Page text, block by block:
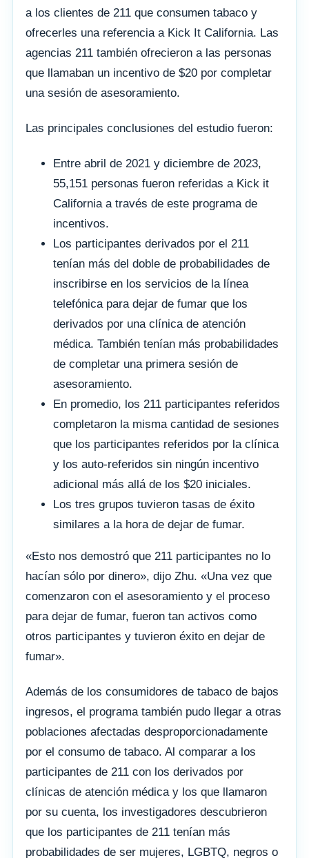
a los clientes de 211 que consumen tabaco y
ofrecerles una referencia a Kick It California. Las
agencias 211 también ofrecieron a las personas
que llamaban un incentivo de $20 por completar
una sesión de asesoramiento.
Las principales conclusiones del estudio fueron:
Entre abril de 2021 y diciembre de 2023,
55,151 personas fueron referidas a Kick it
California a través de este programa de
incentivos.
Los participantes derivados por el 211
tenían más del doble de probabilidades de
inscribirse en los servicios de la línea
telefónica para dejar de fumar que los
derivados por una clínica de atención
médica. También tenían más probabilidades
de completar una primera sesión de
asesoramiento.
En promedio, los 211 participantes referidos
completaron la misma cantidad de sesiones
que los participantes referidos por la clínica
y los auto-referidos sin ningún incentivo
adicional más allá de los $20 iniciales.
Los tres grupos tuvieron tasas de éxito
similares a la hora de dejar de fumar.
«Esto nos demostró que 211 participantes no lo
hacían sólo por dinero», dijo Zhu. «Una vez que
comenzaron con el asesoramiento y el proceso
para dejar de fumar, fueron tan activos como
otros participantes y tuvieron éxito en dejar de
fumar».
Además de los consumidores de tabaco de bajos
ingresos, el programa también pudo llegar a otras
poblaciones afectadas desproporcionadamente
por el consumo de tabaco. Al comparar a los
participantes de 211 con los derivados por
clínicas de atención médica y los que llamaron
por su cuenta, los investigadores descubrieron
que los participantes de 211 tenían más
probabilidades de ser mujeres, LGBTQ, negros o